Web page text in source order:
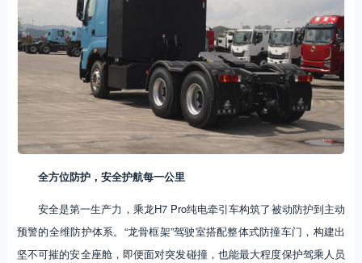
全方位防护，安全护航每一公里
安全是第一生产力，乘龙H7 Pro纯电牵引车构筑了被动防护到主动
预警的全维防护体系。“龙骨框架”驾驶室搭配整体式防撞车门，构建出
坚不可摧的安全座舱，即便面对突发碰撞，也能最大程度保护驾乘人员